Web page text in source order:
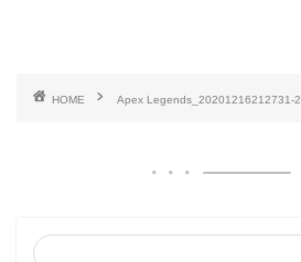
HOME Apex Legends_20201216212731-2